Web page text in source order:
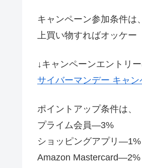
キャンペーン参加条件は
上買い物すればオッケー
↓キャンペーンエントリ
サイバーマンデー キャン
ポイントアップ条件は、
プライム会員—3%
ショッピングアプリ—1%
Amazon Mastercard—2%